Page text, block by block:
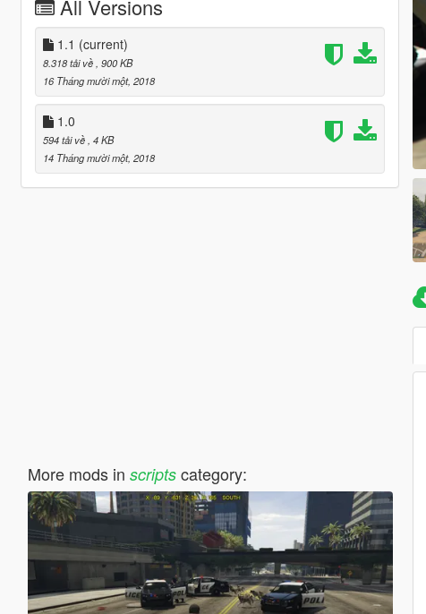
All Versions
1.1 (current)
8.318 tải về , 900 KB
16 Tháng mười một, 2018
1.0
594 tải về , 4 KB
14 Tháng mười một, 2018
More mods in scriptscategory: